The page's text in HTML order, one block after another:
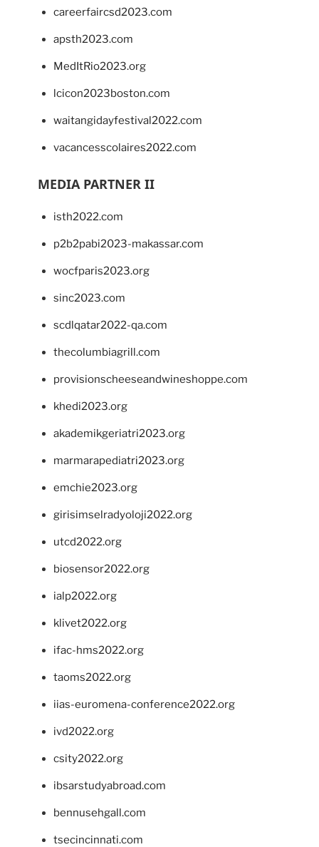
careerfaircsd2023.com
apsth2023.com
MedItRio2023.org
lcicon2023boston.com
waitangidayfestival2022.com
vacancesscolaires2022.com
MEDIA PARTNER II
isth2022.com
p2b2pabi2023-makassar.com
wocfparis2023.org
sinc2023.com
scdlqatar2022-qa.com
thecolumbiagrill.com
provisionscheeseandwineshoppe.com
khedi2023.org
akademikgeriatri2023.org
marmarapediatri2023.org
emchie2023.org
girisimselradyoloji2022.org
utcd2022.org
biosensor2022.org
ialp2022.org
klivet2022.org
ifac-hms2022.org
taoms2022.org
iias-euromena-conference2022.org
ivd2022.org
csity2022.org
ibsarstudyabroad.com
bennusehgall.com
tsecincinnati.com